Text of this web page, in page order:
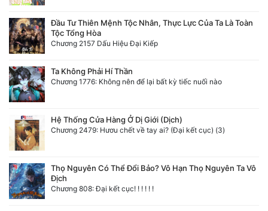
Đầu Tư Thiên Mệnh Tộc Nhân, Thực Lực Của Ta Là Toàn
Tộc Tổng Hòa
Chương 2157 Dấu Hiệu Đại Kiếp
Ta Không Phải Hí Thần
Chương 1776: Không nên để lại bất kỳ tiếc nuối nào
Hệ Thống Cửa Hàng Ở Dị Giới (Dịch)
Chương 2479: Hươu chết về tay ai? (Đại kết cục) (3)
Thọ Nguyên Có Thể Đổi Bảo? Vô Hạn Thọ Nguyên Ta Vô
Địch
Chương 808: Đại kết cục! ! ! ! ! !